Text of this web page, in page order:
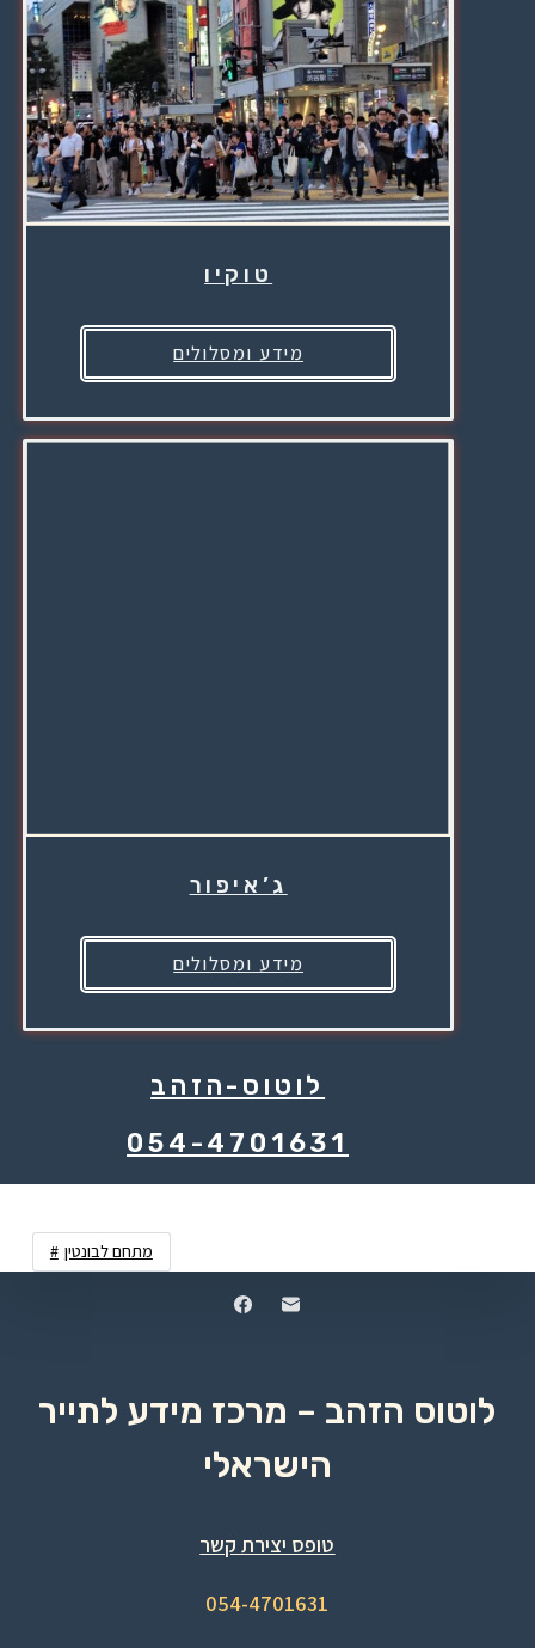
טוקיו
מידע ומסלולים
ג’איפור
מידע ומסלולים
לוטוס-הזהב
054-4701631
מתחם לבונטין
לוטוס הזהב – מרכז מידע לתייר
הישראלי
טופס יצירת קשר
054-4701631